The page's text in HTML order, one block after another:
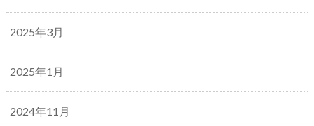
2025年3月
2025年1月
2024年11月